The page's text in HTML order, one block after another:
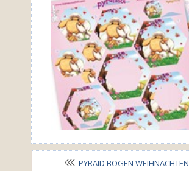
PYRAID BÖGEN WEIHNACHTEN